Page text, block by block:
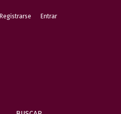
Registrarse Entrar